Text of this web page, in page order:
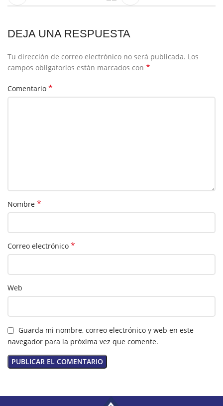
DEJA UNA RESPUESTA
Tu dirección de correo electrónico no será publicada. Los
campos obligatorios están marcados con *
Comentario *
Nombre *
Correo electrónico *
Web
Guarda mi nombre, correo electrónico y web en este
navegador para la próxima vez que comente.